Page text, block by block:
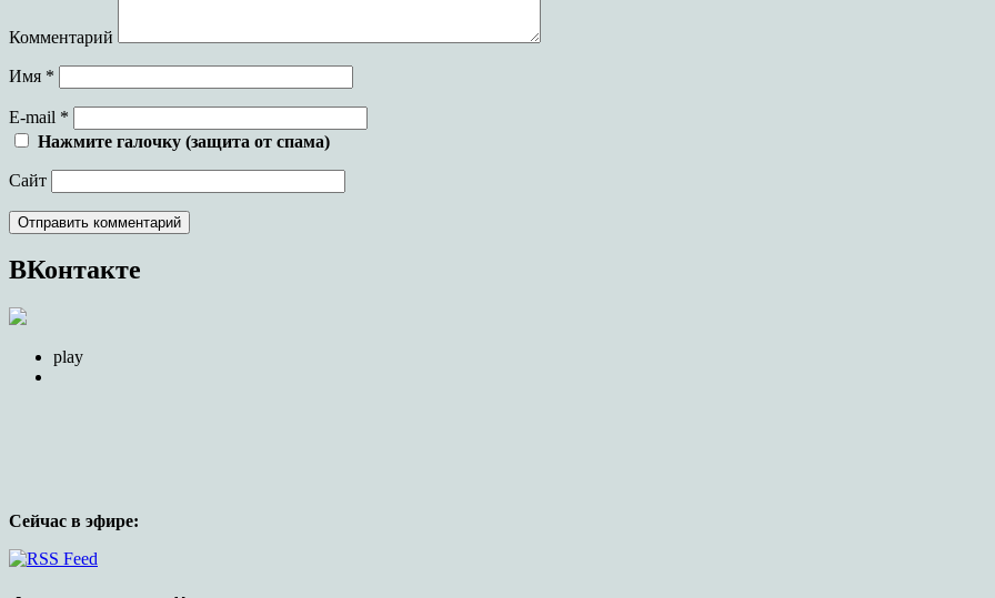
Комментарий
Имя *
E-mail *
Нажмите галочку (защита от спама)
Сайт
ВКонтакте
play
Сейчас в эфире:
Официальный сайт прихода храма в честь иконы Божией Матери, именуемой